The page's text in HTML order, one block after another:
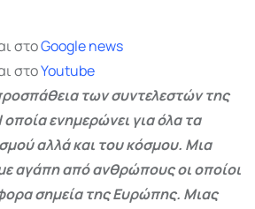
στοGooglenews
στοYoutube
των συντελεστών της
ενημερώνει για όλα τα
αλλά και του κόσμου. Μια
αγάπη από ανθρώπους οι οποίοι
σημεία της Ευρώπης. Μιας